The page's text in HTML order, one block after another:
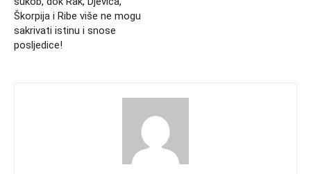
Škorpija i Ribe više ne mogu
sakrivati istinu i snose
posljedice!